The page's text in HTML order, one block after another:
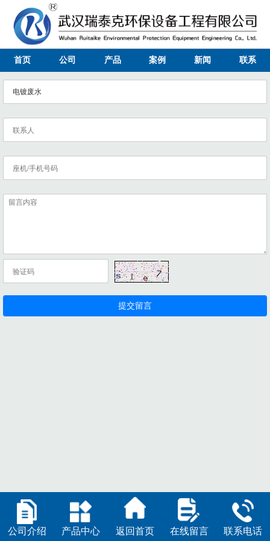
首页 公司 产品 案例 新闻 联系
公司介绍 产品中心 返回首页 在线留言 联系电话